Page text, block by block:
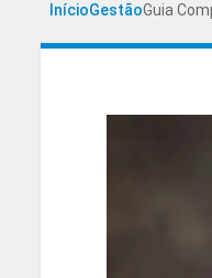
InícioGestãoGuia